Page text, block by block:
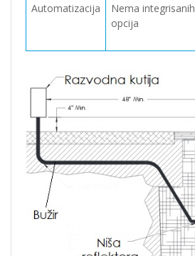
Automatizacija
Nema integrisanih
opcija